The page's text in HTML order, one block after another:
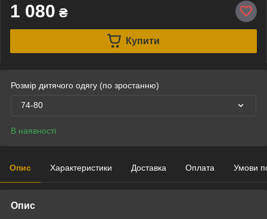
1 080 ₴
Купити
Розмір дитячого одягу (по зростанню)
74-80
В наявності
Опис Характеристики Доставка Оплата Умови
Опис